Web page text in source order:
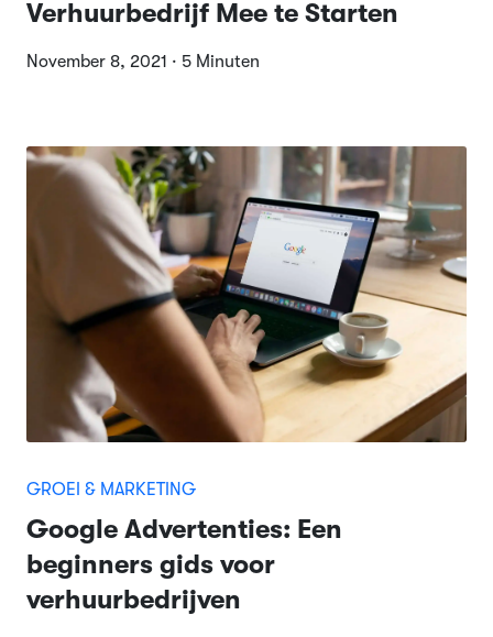
Verhuurbedrijf Mee te Starten
November 8, 2021 · 5 Minuten
GROEI & MARKETING
Google Advertenties: Een
beginners gids voor
verhuurbedrijven